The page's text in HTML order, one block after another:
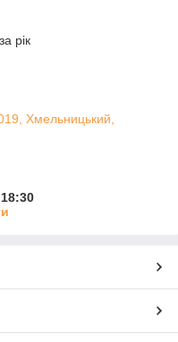
рік
Хмельницький,